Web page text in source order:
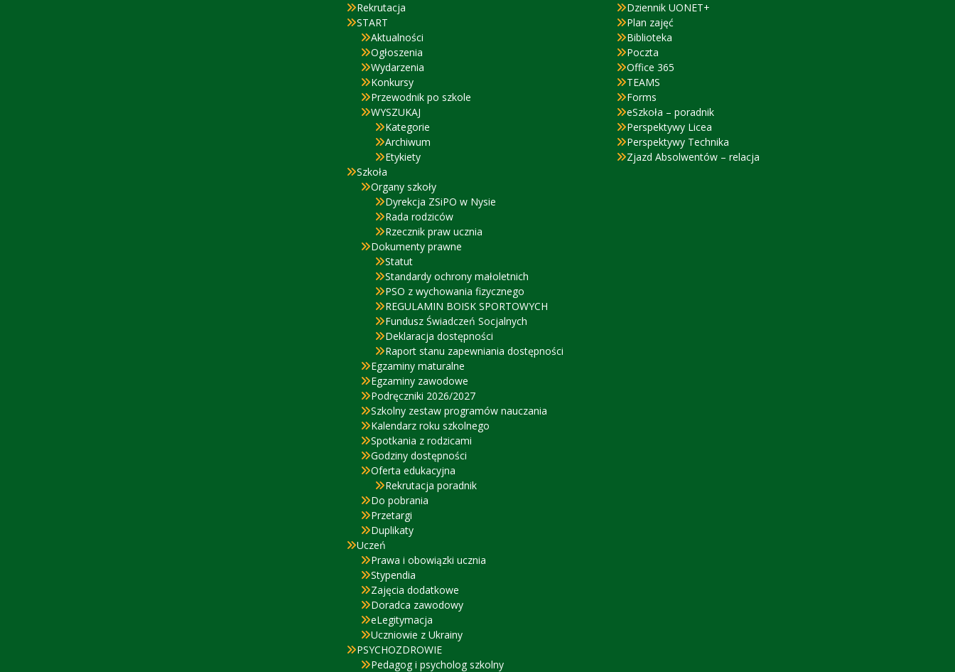
Rekrutacja
START
Aktualności
Ogłoszenia
Wydarzenia
Konkursy
Przewodnik po szkole
WYSZUKAJ
Kategorie
Archiwum
Etykiety
Szkoła
Organy szkoły
Dyrekcja ZSiPO w Nysie
Rada rodziców
Rzecznik praw ucznia
Dokumenty prawne
Statut
Standardy ochrony małoletnich
PSO z wychowania fizycznego
REGULAMIN BOISK SPORTOWYCH
Fundusz Świadczeń Socjalnych
Deklaracja dostępności
Raport stanu zapewniania dostępności
Egzaminy maturalne
Egzaminy zawodowe
Podręczniki 2026/2027
Szkolny zestaw programów nauczania
Kalendarz roku szkolnego
Spotkania z rodzicami
Godziny dostępności
Oferta edukacyjna
Rekrutacja poradnik
Do pobrania
Przetargi
Duplikaty
Uczeń
Prawa i obowiązki ucznia
Stypendia
Zajęcia dodatkowe
Doradca zawodowy
eLegitymacja
Uczniowie z Ukrainy
PSYCHOZDROWIE
Pedagog i psycholog szkolny
Dziennik UONET+
Plan zajęć
Biblioteka
Poczta
Office 365
TEAMS
Forms
eSzkoła – poradnik
Perspektywy Licea
Perspektywy Technika
Zjazd Absolwentów – relacja